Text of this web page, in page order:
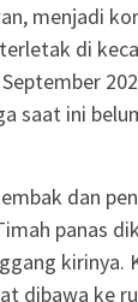
menjadi
di
saat ini
dan
panas
kirinya.
dibawa ke